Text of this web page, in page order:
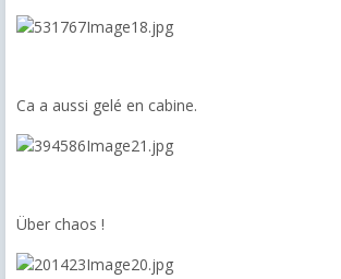
Ca a aussi gelé en cabine.
Über chaos !